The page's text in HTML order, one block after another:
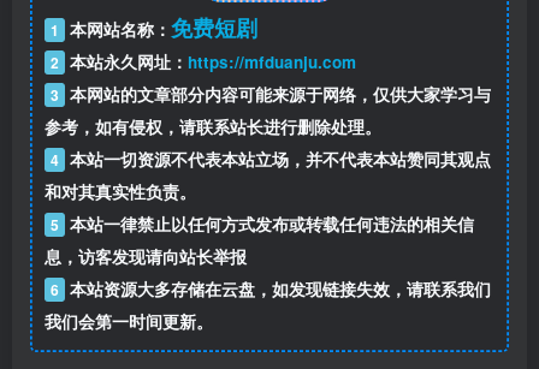
1 本网站名称： 免费短剧
2 本站永久网址： https://mfduanju.com
3 本网站的文章部分内容可能来源于网络，仅供大家学习与
参考，如有侵权，请联系站长进行删除处理。
4 本站一切资源不代表本站立场，并不代表本站赞同其观点
和对其真实性负责。
5 本站一律禁止以任何方式发布或转载任何违法的相关信
息，访客发现请向站长举报
6 本站资源大多存储在云盘，如发现链接失效，请联系我们
我们会第一时间更新。